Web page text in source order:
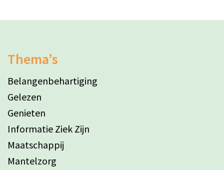
Thema’s
Belangenbehartiging
Gelezen
Genieten
Informatie Ziek Zijn
Maatschappij
Mantelzorg